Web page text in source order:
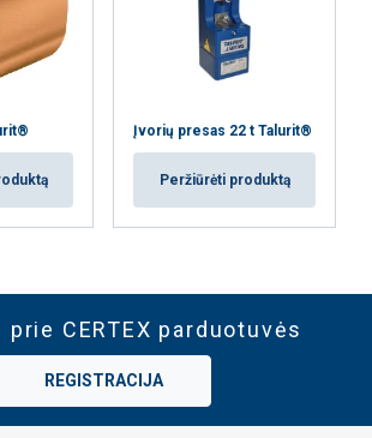
Įvorių presas 22 t Talurit®
Peržiūrėti produktą
CERTEX parduotuvės
REGISTRACIJA